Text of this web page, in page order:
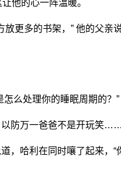
他的心一阵温暖。
更多的书架，” 他的父亲
怎么处理你的睡眠周期的？”
以防万一爸爸不是开玩笑……
，哈利在同时嚷了起来，